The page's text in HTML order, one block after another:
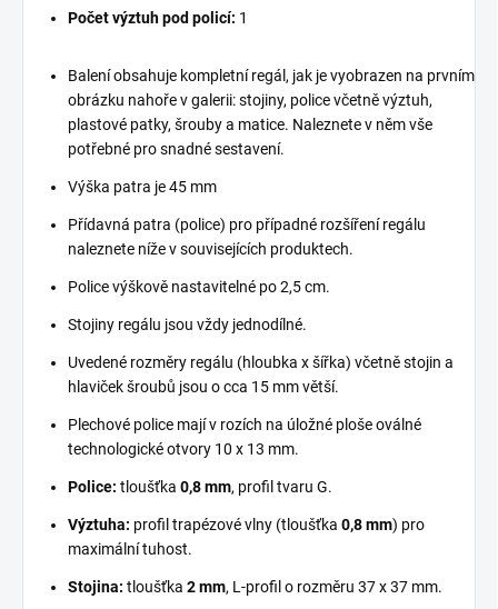
Počet výztuh pod policí: 1
Balení obsahuje kompletní regál, jak je vyobrazen na prvním
obrázku nahoře v galerii: stojiny, police včetně výztuh,
plastové patky, šrouby a matice. Naleznete v něm vše
potřebné pro snadné sestavení.
Výška patra je 45 mm
Přídavná patra (police) pro případné rozšíření regálu
naleznete níže v souvisejících produktech.
Police výškově nastavitelné po 2,5 cm.
Stojiny regálu jsou vždy jednodílné.
Uvedené rozměry regálu (hloubka x šířka) včetně stojin a
hlaviček šroubů jsou o cca 15 mm větší.
Plechové police mají v rozích na úložné ploše oválné
technologické otvory 10 x 13 mm.
Police: tloušťka 0,8 mm, profil tvaru G.
Výztuha: profil trapézové vlny (tloušťka 0,8 mm) pro
maximální tuhost.
Stojina: tloušťka 2 mm, L-profil o rozměru 37 x 37 mm.